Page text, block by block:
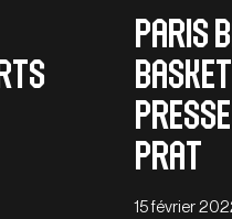
Paris
Prat
15 février